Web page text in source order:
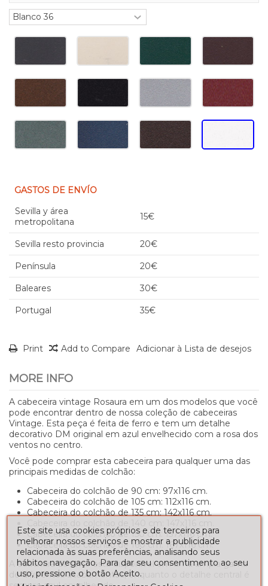
GASTOS DE ENVÍO
Sevilla y área
metropolitana
15€
Sevilla resto provincia 20€
Península 20€
Baleares 30€
Portugal 35€
Print Add to Compare Adicionar à Lista de desejos
MORE INFO
A cabeceira vintage Rosaura em um dos modelos que você
pode encontrar dentro de nossa coleção de cabeceiras
Vintage. Esta peça é feita de ferro e tem um detalhe
decorativo DM original em azul envelhecido com a rosa dos
ventos no centro.
Você pode comprar esta cabeceira para qualquer uma das
principais medidas de colchão:
Cabeceira do colchão de 90 cm: 97x116 cm.
Cabeceira do colchão de 105 cm: 112x116 cm.
Cabeceira do colchão de 135 cm: 142x116 cm.
Cabeceira do colchão de 150 cm: 157x116 cm.
Cabeceira do colchão de 160 cm: 167x116 cm.
A estrutura de ferro está disponível em uma ampla gama
de diferentes acabamentos, enquanto o detalhe central é
Este site usa cookies próprios e de terceiros para
melhorar nossos serviços e mostrar a publicidade
relacionada às suas preferências, analisando seus
hábitos navegação. Para dar seu consentimento ao seu
uso, pressione o botão Aceito.